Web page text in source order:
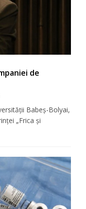
de
Babeș-Bolyai,
„Frica și